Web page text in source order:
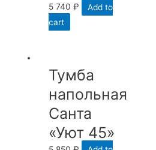
5 740₽
Add to
cart
Тумба
напольная
Санта
«Уют 45»